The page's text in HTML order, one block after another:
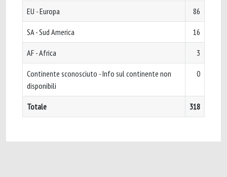
EU - Europa 86
SA - Sud America 16
AF - Africa 3
Continente sconosciuto - Info sul continente non
disponibili
0
Totale 318